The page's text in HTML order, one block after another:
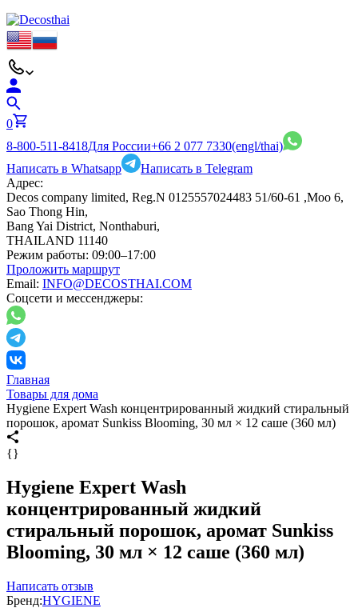
0
8-800-511-8418Для России+66 2 077 7330(engl/thai)
Написать в Whatsapp
Написать в Telegram
Адрес:
Decos company limited, Reg.N 0125557024483 51/60-61 ,Moo 6,
Sao Thong Hin,
Bang Yai District, Nonthaburi,
THAILAND 11140
Режим работы: 09:00–17:00
Проложить маршрут
Email: INFO@DECOSTHAI.COM
Соцсети и мессенджеры:
Главная
Товары для дома
Hygiene Expert Wash концентрированный жидкий стиральный
порошок, аромат Sunkiss Blooming, 30 мл × 12 саше (360 мл)
{}
Hygiene Expert Wash
концентрированный жидкий
стиральный порошок, аромат Sunkiss
Blooming, 30 мл × 12 саше (360 мл)
Написать отзыв
Бренд:HYGIENE